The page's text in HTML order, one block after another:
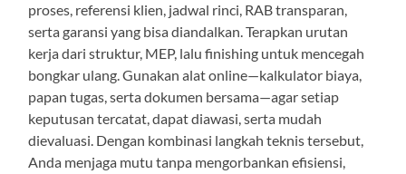
proses, referensi klien, jadwal rinci, RAB transparan,
serta garansi yang bisa diandalkan. Terapkan urutan
kerja dari struktur, MEP, lalu finishing untuk mencegah
bongkar ulang. Gunakan alat online—kalkulator biaya,
papan tugas, serta dokumen bersama—agar setiap
keputusan tercatat, dapat diawasi, serta mudah
dievaluasi. Dengan kombinasi langkah teknis tersebut,
Anda menjaga mutu tanpa mengorbankan efisiensi,